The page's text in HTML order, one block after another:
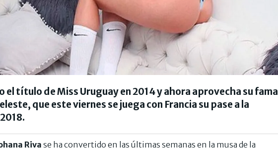
el título de Miss Uruguay en 2014 y ahora aprovecha su fama
que este viernes se juega con Francia su pase a la
Riva se ha convertido en las últimas semanas en la musa de la